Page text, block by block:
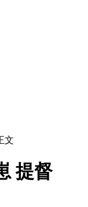
文
提督